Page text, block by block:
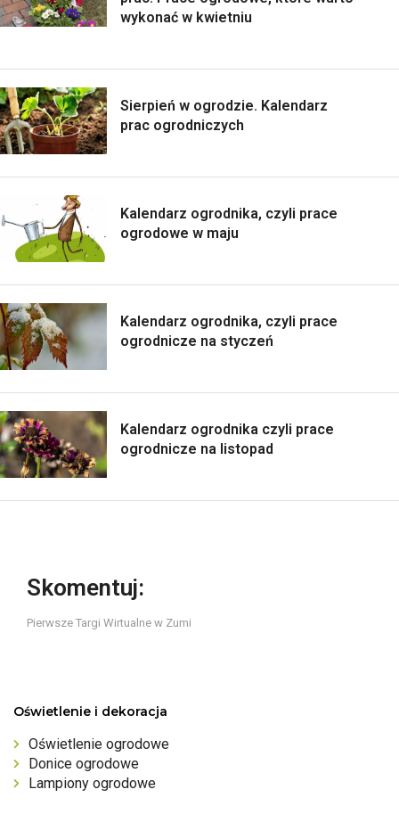
wykonać w kwietniu
Sierpień w ogrodzie. Kalendarz
prac ogrodniczych
Kalendarz ogrodnika, czyli prace
ogrodowe w maju
Kalendarz ogrodnika, czyli prace
ogrodnicze na styczeń
Kalendarz ogrodnika czyli prace
ogrodnicze na listopad
Skomentuj:
Pierwsze Targi Wirtualne w Zumi
Oświetlenie i dekoracja
Oświetlenie ogrodowe
Donice ogrodowe
Lampiony ogrodowe